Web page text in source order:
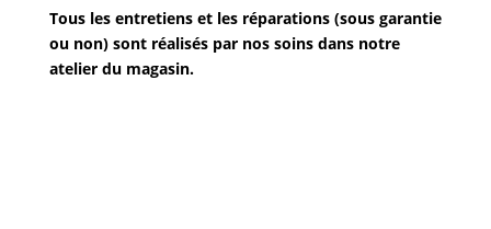
Tous les entretiens et les réparations (sous garantie
ou non) sont réalisés par nos soins dans notre
atelier du magasin.